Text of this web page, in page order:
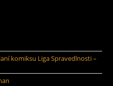
komiksu Liga Spravedlnosti –